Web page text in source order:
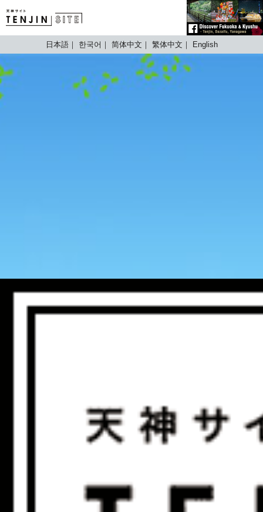
TENJIN SITE
日本語 한국어 简体中文 繁体中文 English